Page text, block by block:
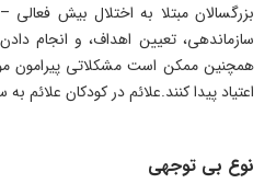
بزرگسالان مبتلا به اختلال بیش
سازماندهی، تعیین اهداف، و انجام
همچنین ممکن است مشکلاتی پیرامون
اعتیاد پیدا کنند.علائم در کودکان
نوع بی توجهی